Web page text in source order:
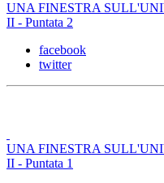
UNA FINESTRA
II - Puntata 2
facebook
twitter
UNA FINESTRA
II - Puntata 1